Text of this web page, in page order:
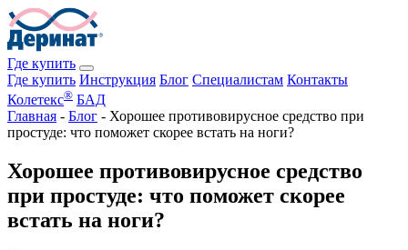
Где купить
Где купить Инструкция Блог Специалистам Контакты
Колетекс® БАД
Главная - Блог - Хорошее противовирусное средство при
простуде: что поможет скорее встать на ноги?
Хорошее противовирусное средство
при простуде: что поможет скорее
встать на ноги?